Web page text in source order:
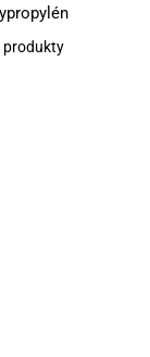
produkty